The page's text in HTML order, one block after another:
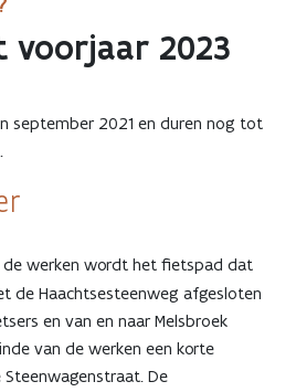
2023
september 2021 en duren nog tot
de werken wordt het fietspad dat
de Haachtsesteenweg afgesloten
en van en naar Melsbroek
van de werken een korte
De